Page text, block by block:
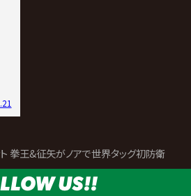
拳王&征矢がノアで世界タッグ初防衛 全
US!!